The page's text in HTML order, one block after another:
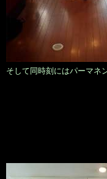
そして同時刻にはパーマネ